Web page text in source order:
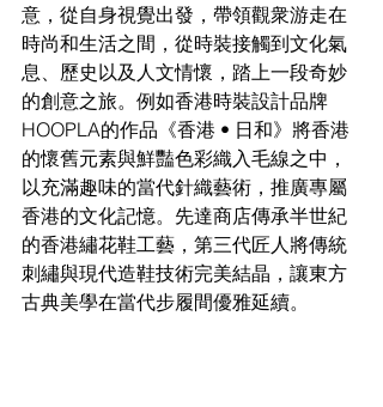
意，從自身視覺出發，帶領觀衆游走在
時尚和生活之間，從時裝接觸到文化氣
息、歷史以及人文情懷，踏上一段奇妙
的創意之旅。例如香港時裝設計品牌
HOOPLA的作品《香港 • 日和》將香港
的懷舊元素與鮮豔色彩織入毛線之中，
以充滿趣味的當代針織藝術，推廣專屬
香港的文化記憶。先達商店傳承半世紀
的香港繡花鞋工藝，第三代匠人將傳統
刺繡與現代造鞋技術完美結晶，讓東方
古典美學在當代步履間優雅延續。